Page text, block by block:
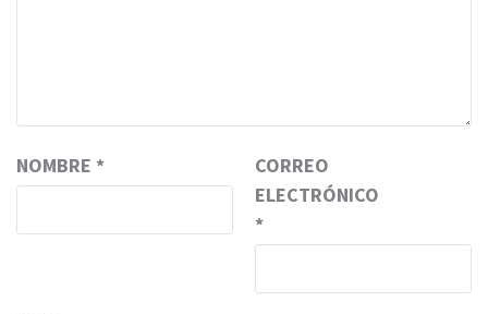
NOMBRE *
CORREO
ELECTRÓNICO
*